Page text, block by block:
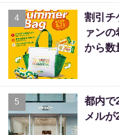
4
割引チ
ァン
から数
5
都内で
メル